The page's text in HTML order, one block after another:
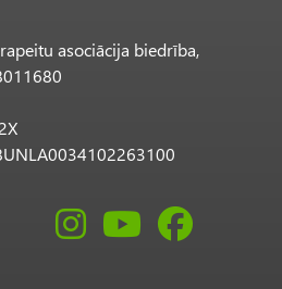
asociācija biedrība,